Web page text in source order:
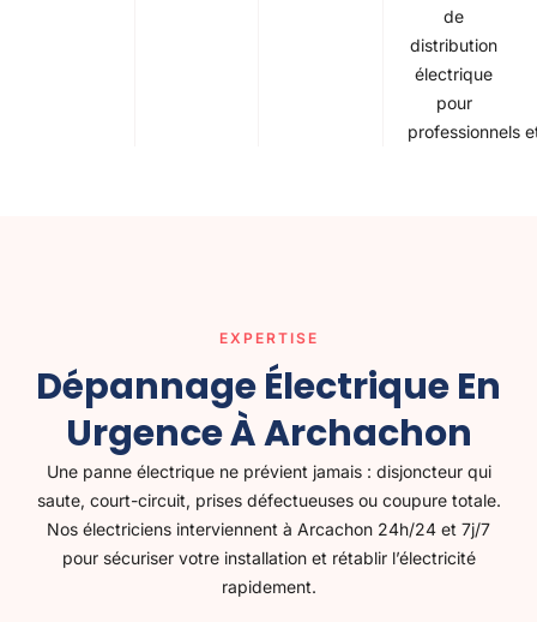
de
distribution
électrique
pour
professionnels
EXPERTISE
Dépannage Électrique En
Urgence À Archachon
Une panne électrique ne prévient jamais : disjoncteur qui
saute, court-circuit, prises défectueuses ou coupure totale.
Nos électriciens interviennent à Arcachon 24h/24 et 7j/7
pour sécuriser votre installation et rétablir l’électricité
rapidement.